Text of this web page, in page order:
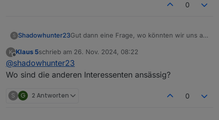
0
S Shadowhunter23Gut dann eine Frage, wo könnten wir uns am
Innenstadt von KA sein bzgl. parken. Hat
jemand einen Vorschlag?
Und dann hab ich mal die Samstage im
neuen Jahr als Abstimmung gemacht:
Umfrage entfernt
Ich denke dieses Jahr wird zu knapp. Bei mir
sind die Samstage im Dezember verplant.
K
Offline
Klaus 5schrieb am 26. Nov. 2024, 08:22
zuletzt editiert von
@shadowhunter23
Wo sind die anderen Interessenten ansässig?
S G 2 Antworten 0